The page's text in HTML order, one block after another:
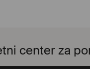
center za